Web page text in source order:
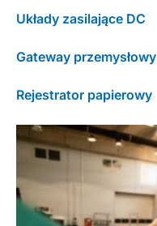
Układy zasilające DC
Gateway przemysłowy
Rejestrator papierowy